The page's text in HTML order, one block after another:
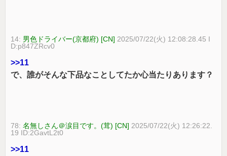
14: 男色ドライバー(京都府) [CN] 2025/07/22(火) 12:08:28.45 I
D:p847ZRcv0
>>11
で、誰がそんな下品なことしてたか心当たりあります？
78:名無しさん＠涙目です。(茸) [CN] 2025/07/22(火) 12:26:22.
19 ID:2GavtL2t0
>>11